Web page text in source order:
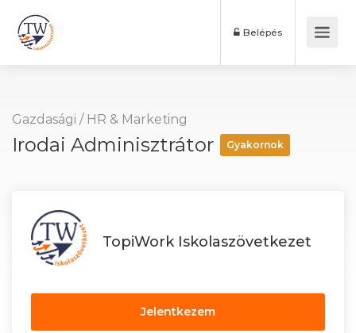
Belépés
Gazdasági / HR & Marketing
Irodai Adminisztrátor Gyakornok
TopiWork Iskolaszövetkezet
Jelentkezem